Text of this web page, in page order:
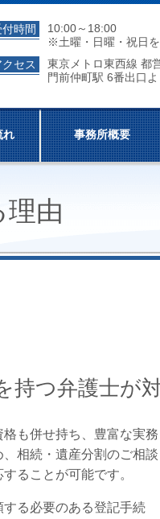
時間
10:00～18:00
※土曜・日曜・祝日
クセス
東京メトロ東西線 都
門前仲町駅 6番出口
れ 事務所概要
理由
持つ弁護士が
も併せ持ち、豊富な実務
相続・遺産分割のご相談
ることが可能です。
る必要のある登記手続